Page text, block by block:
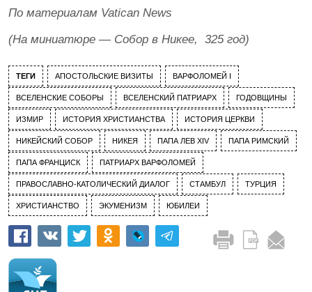
По материалам Vatican News
(На миниатюре — Собор в Никее, 325 год)
ТЕГИ АПОСТОЛЬСКИЕ ВИЗИТЫ ВАРФОЛОМЕЙ I
ВСЕЛЕНСКИЕ СОБОРЫ ВСЕЛЕНСКИЙ ПАТРИАРХ ГОДОВЩИНЫ
ИЗМИР ИСТОРИЯ ХРИСТИАНСТВА ИСТОРИЯ ЦЕРКВИ
НИКЕЙСКИЙ СОБОР НИКЕЯ ПАПА ЛЕВ XIV ПАПА РИМСКИЙ
ПАПА ФРАНЦИСК ПАТРИАРХ ВАРФОЛОМЕЙ
ПРАВОСЛАВНО-КАТОЛИЧЕСКИЙ ДИАЛОГ СТАМБУЛ ТУРЦИЯ
ХРИСТИАНСТВО ЭКУМЕНИЗМ ЮБИЛЕИ